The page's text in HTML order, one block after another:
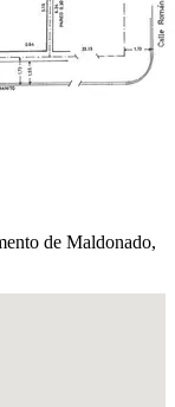
de Maldonado,